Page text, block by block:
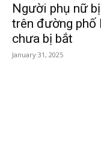
Người phụ nữ
trên đường phố
chưa bị bắt
January 31, 2025